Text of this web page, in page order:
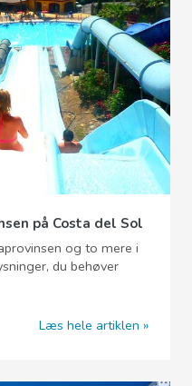
på Costa del Sol
og to mere i
du behøver
Læs hele artiklen